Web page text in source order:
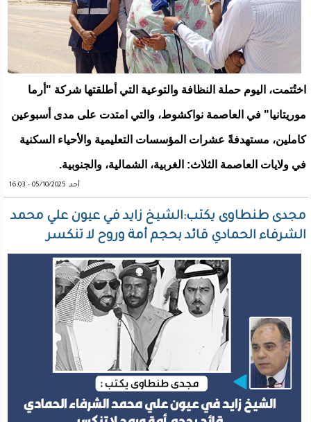
اختُتمت، اليوم حملة النظافة والتوعية التي أطلقتها شركة "أرما
موريتانيا" في العاصمة نواكشوط، والتي امتدت على مدى أسبوعين
كاملين، مستهدفةً عشرات المؤسسات التعليمية والأحياء السكنية
في ولايات العاصمة الثلاث: الغربية، الشمالية، والجنوبية.
أحد, 05/10/2025 - 16:03
مجدى طنطاوى يكتب:الشيخ زايد في عيون علي محمد
الشرفاء الحمادي قائد بحجم أمة وروح لا تنكسر